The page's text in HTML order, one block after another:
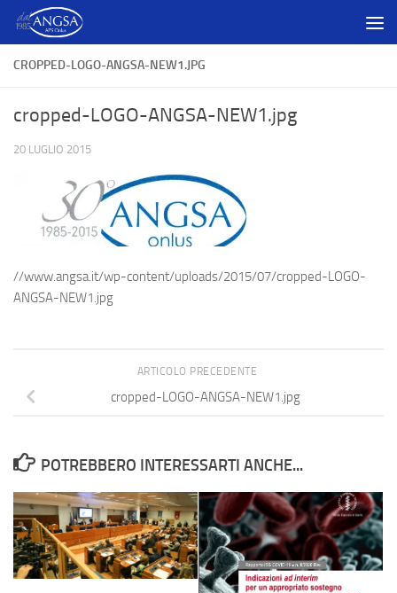
Salta al contenuto
CROPPED-LOGO-ANGSA-NEW1.JPG
cropped-LOGO-ANGSA-NEW1.jpg
20 LUGLIO 2015
//www.angsa.it/wp-content/uploads/2015/07/cropped-LOGO-
ANGSA-NEW1.jpg
ARTICOLO PRECEDENTE
cropped-LOGO-ANGSA-NEW1.jpg
POTREBBERO INTERESSARTI ANCHE...